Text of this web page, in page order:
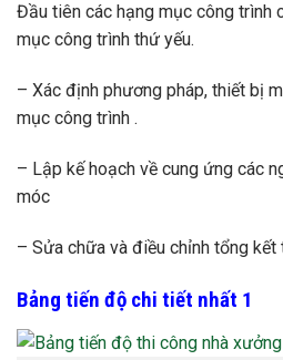
Đầu tiên các hạng mục công trình
mục công trình thứ yếu.
– Xác định phương pháp, thiết bị
mục công trình .
– Lập kế hoạch về cung ứng các
móc
– Sửa chữa và điều chỉnh tổng kết
Bảng tiến độ chi tiết nhất 1